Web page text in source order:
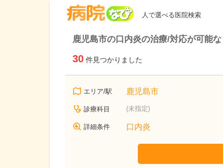
人で選べる医院検索
鹿児島市の口内炎の治療/対応が可能な
30 件見つかりました
エリア/駅 鹿児島市
診療科目 (未指定)
詳細条件 口内炎